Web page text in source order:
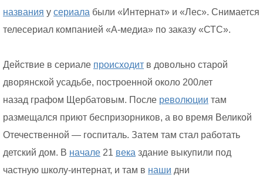
названия у сериала были «Интернат» и «Лес». Снимается
телесериал компанией «А-медиа» по заказу «СТС».
Действие в сериале происходит в довольно старой
дворянской усадьбе, построенной около 200лет
назад графом Щербатовым. После революции там
размещался приют беспризорников, а во время Великой
Отечественной — госпиталь. Затем там стал работать
детский дом. В начале 21 века здание выкупили под
частную школу-интернат, и там в наши дни